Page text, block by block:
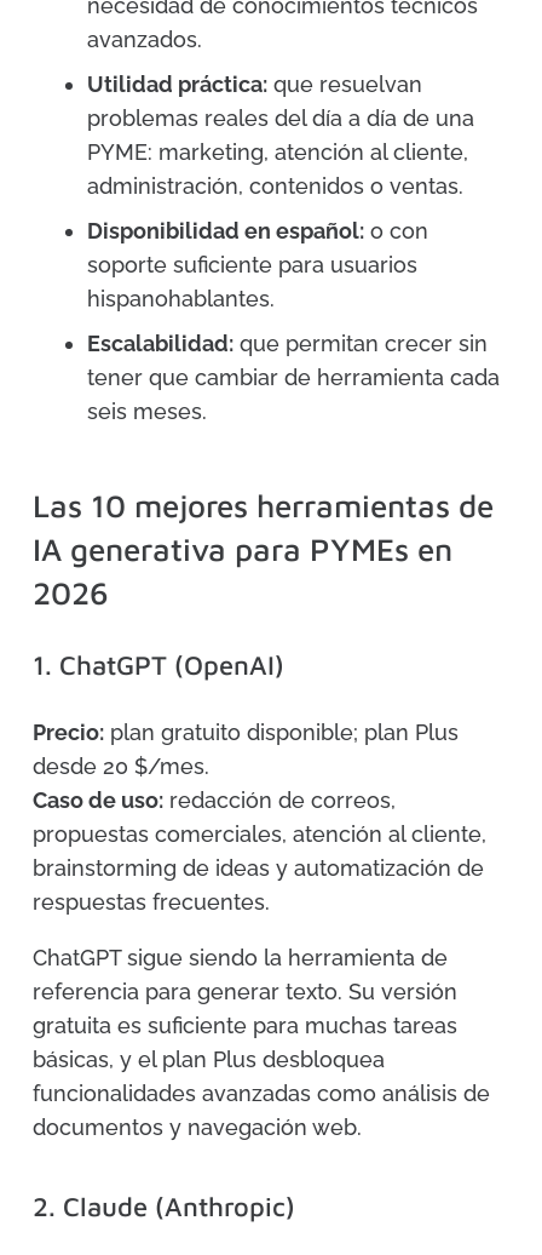
necesidad de conocimientos técnicos
avanzados.
Utilidad práctica: que resuelvan
problemas reales del día a día de una
PYME: marketing, atención al cliente,
administración, contenidos o ventas.
Disponibilidad en español: o con
soporte suficiente para usuarios
hispanohablantes.
Escalabilidad: que permitan crecer sin
tener que cambiar de herramienta cada
seis meses.
Las 10 mejores herramientas de
IA generativa para PYMEs en
2026
1. ChatGPT (OpenAI)
Precio: plan gratuito disponible; plan Plus
desde 20 $/mes.
Caso de uso: redacción de correos,
propuestas comerciales, atención al cliente,
brainstorming de ideas y automatización de
respuestas frecuentes.
ChatGPT sigue siendo la herramienta de
referencia para generar texto. Su versión
gratuita es suficiente para muchas tareas
básicas, y el plan Plus desbloquea
funcionalidades avanzadas como análisis de
documentos y navegación web.
2. Claude (Anthropic)